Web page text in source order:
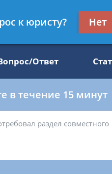
Ответ
в течение 15 минут
к юристу? Нет